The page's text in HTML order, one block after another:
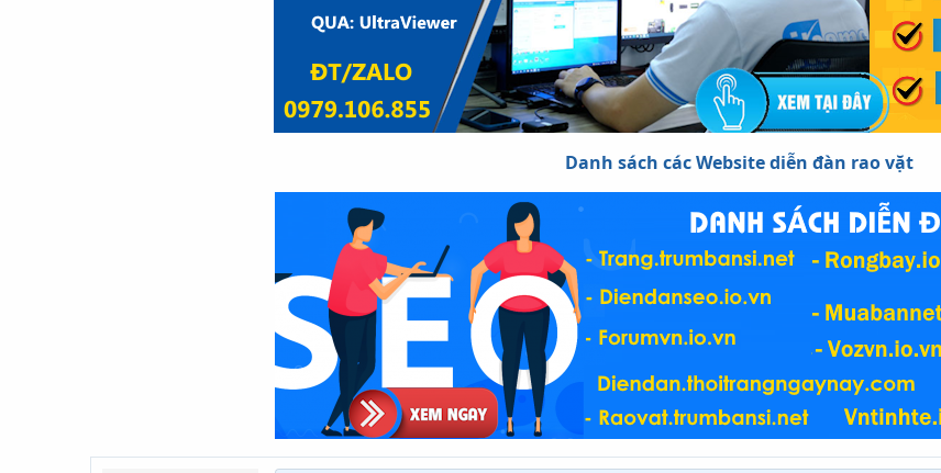
Danh sách các Website diễn đàn rao vặt